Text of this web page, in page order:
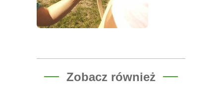
Zobacz również